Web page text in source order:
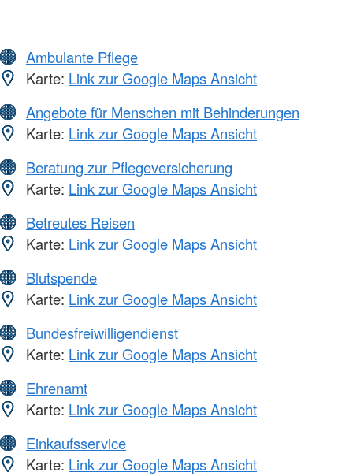
Ambulante Pflege
Karte: Link zur Google Maps Ansicht
Angebote für Menschen mit Behinderungen
Karte: Link zur Google Maps Ansicht
Beratung zur Pflegeversicherung
Karte: Link zur Google Maps Ansicht
Betreutes Reisen
Karte: Link zur Google Maps Ansicht
Blutspende
Karte: Link zur Google Maps Ansicht
Bundesfreiwilligendienst
Karte: Link zur Google Maps Ansicht
Ehrenamt
Karte: Link zur Google Maps Ansicht
Einkaufsservice
Karte: Link zur Google Maps Ansicht